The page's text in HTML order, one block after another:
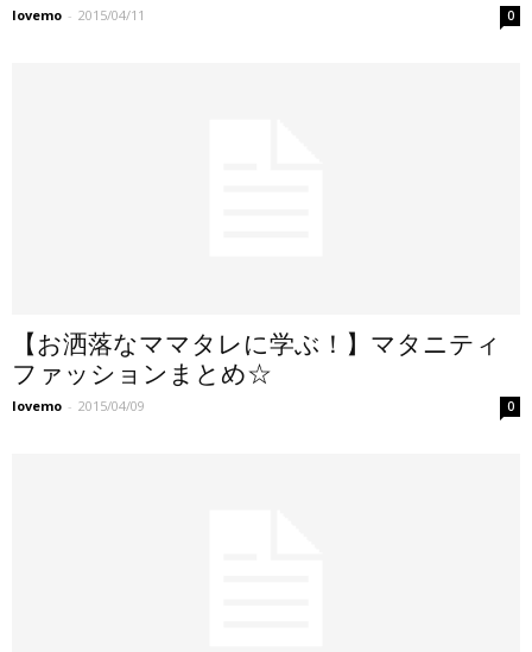
lovemo - 2015/04/11 0
【お洒落なママタレに学ぶ！】マタニティ
ファッションまとめ☆
lovemo - 2015/04/09 0